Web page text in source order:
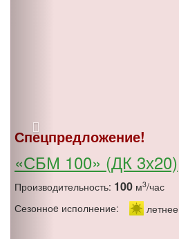
Спецпредложение!
«СБМ 100» (ДК 3х20)
Производительность: 100 м3/час
Сезонноe исполнение:
летнее